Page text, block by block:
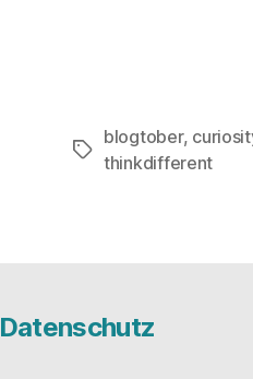
Schlagwörter
blogtober,
thinkdifferent
Datenschutz